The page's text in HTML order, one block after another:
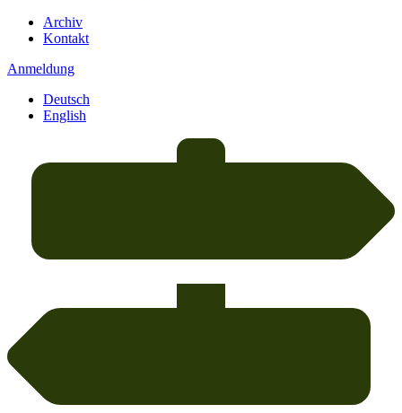
Archiv
Kontakt
Anmeldung
Deutsch
English